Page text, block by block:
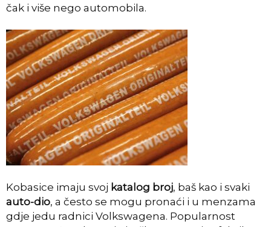
čak i više nego automobila.
Kobasice imaju svoj katalog broj, baš kao i svaki
auto-dio, a često se mogu pronaći i u menzama
gdje jedu radnici Volkswagena. Popularnost